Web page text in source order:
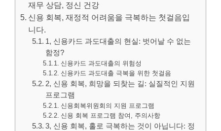
재무 상담, 정신 건강
신용 회복, 재정적 어려움을 극복하는 첫걸음입
니다.
1, 신용카드 과도대출의 현실: 벗어날 수 없는
함정?
신용카드 과도대출의 위험성
신용카드 과도대출 극복을 위한 첫걸음
2, 신용 회복, 희망을 되찾는 길: 실질적인 지원
프로그램
신용회복위원회의 지원 프로그램
신용 회복 프로그램 참여, 주의사항
3, 신용 회복, 홀로 극복하는 것이 아닙니다: 정